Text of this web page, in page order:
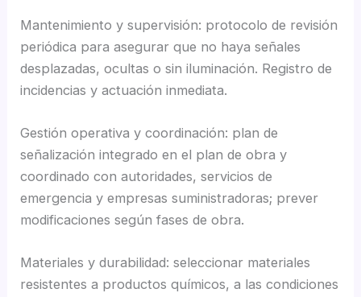
Mantenimiento y supervisión: protocolo de revisión
periódica para asegurar que no haya señales
desplazadas, ocultas o sin iluminación. Registro de
incidencias y actuación inmediata.
Gestión operativa y coordinación: plan de
señalización integrado en el plan de obra y
coordinado con autoridades, servicios de
emergencia y empresas suministradoras; prever
modificaciones según fases de obra.
Materiales y durabilidad: seleccionar materiales
resistentes a productos químicos, a las condiciones